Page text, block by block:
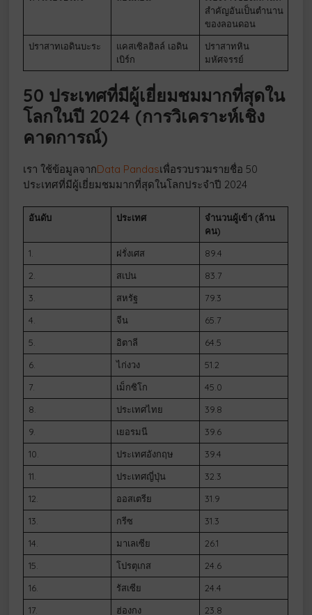
สำคัญอันเป็นตำนาน
ของลอนดอน
ปราสาทเอดินบะระ
แคสเซิลฮิลล์ เอดิน
เบิร์ก
ปราสาทหิน
มหัศจรรย์
50 ประเทศที่มีผู้เยี่ยมชมมากที่สุดใน
โลกในปี 2024 (การวิเคราะห์เชิง
คาดการณ์)
เรา ใช้ข้อมูลจากData Pandasเพื่อรวบรวมรายชื่อ 50
ประเทศที่มีผู้เยี่ยมชมมากที่สุดในโลกประจำปี 2024
อันดับ ประเทศ
จำนวนผู้เข้า (ล้าน
คน)
1.
ฝรั่งเศส
89.4
2.
สเปน
83.7
3.
สหรัฐ
79.3
4.
จีน
65.7
5.
อิตาลี
64.5
6.
ไก่งวง
51.2
7.
เม็กซิโก
45.0
8.
ประเทศไทย
39.8
9.
เยอรมนี
39.6
10.
ประเทศอังกฤษ
39.4
11.
ประเทศญี่ปุ่น
32.3
12.
ออสเตรีย
31.9
13.
กรีซ
31.3
14.
มาเลเซีย
26.1
15.
โปรตุเกส
24.6
16.
รัสเซีย
24.4
17.
ฮ่องกง
23.8